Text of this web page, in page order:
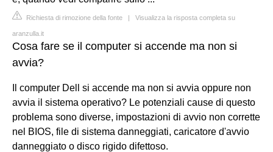
Richiesta di rimozione della fonte | Visualizza la risposta completa su
aranzulla.it
Cosa fare se il computer si accende ma non si
avvia?
Il computer Dell si accende ma non si avvia oppure non
avvia il sistema operativo? Le potenziali cause di questo
problema sono diverse, impostazioni di avvio non corrette
nel BIOS, file di sistema danneggiati, caricatore d'avvio
danneggiato o disco rigido difettoso.